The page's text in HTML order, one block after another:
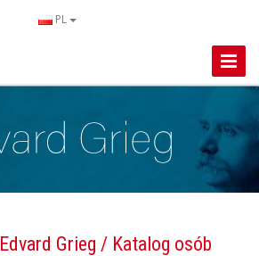
PL
Toggle
Edvard Grieg / Katalog osób